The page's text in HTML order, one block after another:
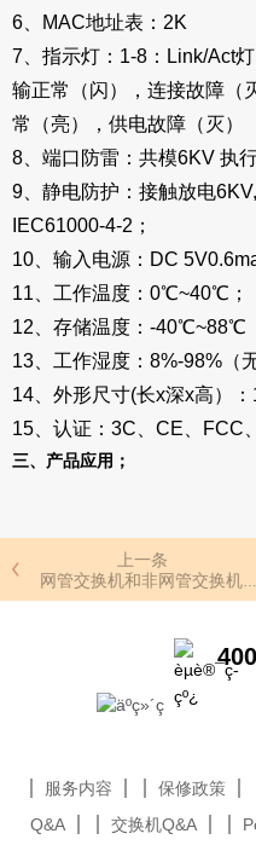
6、MAC地址表：2K
7、指示灯：1-8：Link/Act
输正常（闪），连接故障（
常（亮），供电故障（灭）
8、端口防雷：共模6KV 执
9、静电防护：接触放电
IEC61000-4-2；
10、输入电源：DC
11、工作温度：0℃~40℃；
12、存储温度：-40℃~88℃
13、工作湿度：8%-98%（
14、外形尺寸(长x深x高）
15、认证：3C、CE、FCC
三、产品应用；
上一条
网管交换机和非网管交换机
服务内容 保修政策
Q&A
交换机Q&A